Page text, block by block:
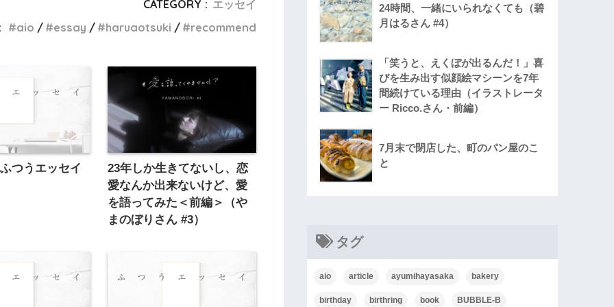
CATEGORY : エッセイ
aio essay haruaotsuki recommend
つうエッセイ
23年しか生きてないし、恋
愛なんか出来ないけど、愛
を語ってみた＜前編＞（や
まのぼりさん #3）
24時間、一緒にいられなくても（碧
月はるさん #4）
「笑うと、えくぼが出るんだ！」喜
びを生み出す似顔絵マシーンを7年
間続けている理由（イラストレータ
ー Ricco.さん・前編）
7月末で閉店した、町のパン屋のこ
と
タグ
aio article ayumihayasaka bakery
birthday birthring book BUBBLE-B